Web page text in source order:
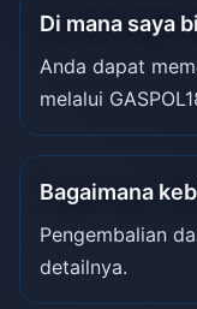
Di mana saya
Anda dapat
melalui
Bagaimana
Pengembalian
detailnya.